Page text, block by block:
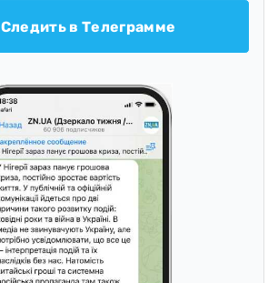
Следить в Телеграмме